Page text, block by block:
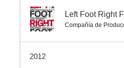
-- Left Foot Right
Compañía de
2012